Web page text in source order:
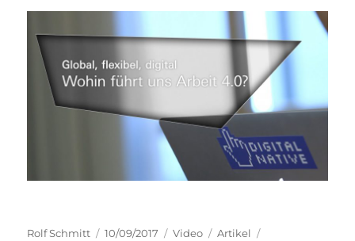
Autor
Rolf Schmitt
Veröffentlicht
10/09/2017 Format
Video Kategorien
Artikel